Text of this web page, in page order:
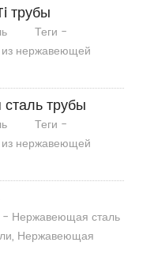
трубы
Теги -
нержавеющей
трубы
Теги -
нержавеющей
- Нержавеющая сталь
Нержавеющая